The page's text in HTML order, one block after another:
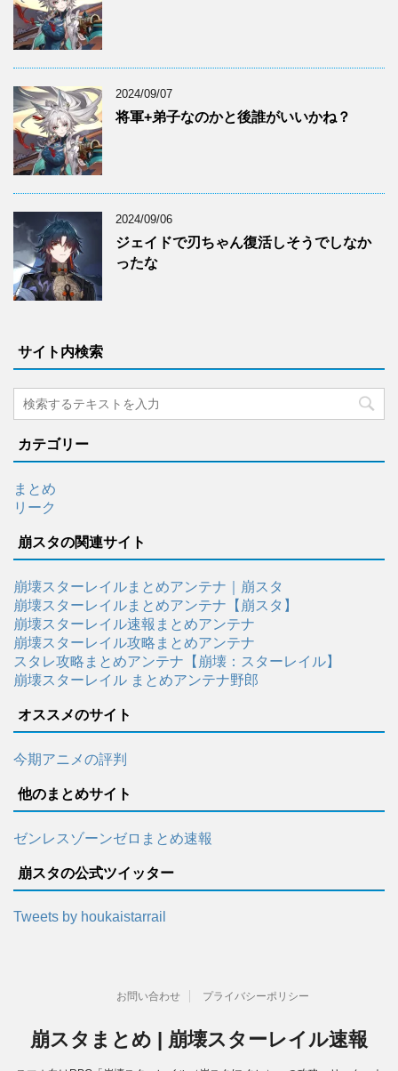
2024/09/07
将軍+弟子なのかと後誰がいいかね？
2024/09/06
ジェイドで刃ちゃん復活しそうでしなか
ったな
サイト内検索
カテゴリー
まとめ
リーク
崩スタの関連サイト
崩壊スターレイルまとめアンテナ｜崩スタ
崩壊スターレイルまとめアンテナ【崩スタ】
崩壊スターレイル速報まとめアンテナ
崩壊スターレイル攻略まとめアンテナ
スタレ攻略まとめアンテナ【崩壊：スターレイル】
崩壊スターレイル まとめアンテナ野郎
オススメのサイト
今期アニメの評判
他のまとめサイト
ゼンレスゾーンゼロまとめ速報
崩スタの公式ツイッター
Tweets by houkaistarrail
お問い合わせ プライバシーポリシー
崩スタまとめ | 崩壊スターレイル速報